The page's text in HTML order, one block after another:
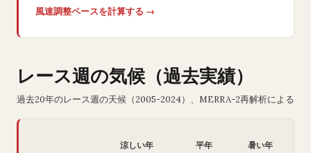
風速調整ペースを計算する →
レース週の気候（過去実績）
過去20年のレース週の天候（2005-2024）、MERRA-2再解析による
涼しい年 平年 暑い年